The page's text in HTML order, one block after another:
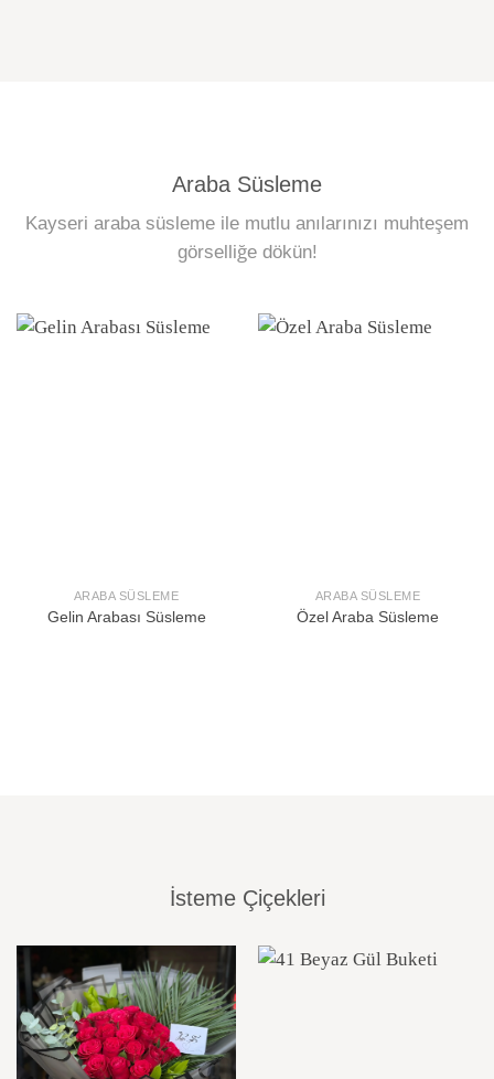
Araba Süsleme
Kayseri araba süsleme ile mutlu anılarınızı muhteşem
görselliğe dökün!
ARABA SÜSLEME
Gelin Arabası Süsleme
ARABA SÜSLEME
Özel Araba Süsleme
İsteme Çiçekleri